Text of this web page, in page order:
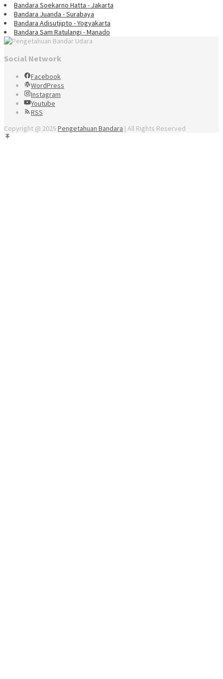
Bandara Soekarno Hatta - Jakarta
Bandara Juanda - Surabaya
Bandara Adisutjipto - Yogyakarta
Bandara Sam Ratulangi - Manado
Social Network
Facebook
WordPress
Instagram
Youtube
RSS
Copyright @ 2025 Pengetahuan Bandara | All Rights Reserved